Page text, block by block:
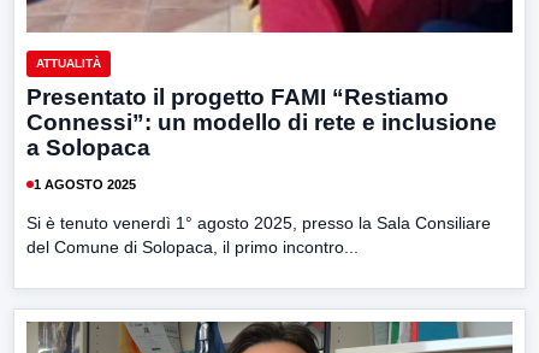
ATTUALITÀ
Presentato il progetto FAMI “Restiamo
Connessi”: un modello di rete e inclusione
a Solopaca
1 AGOSTO 2025
Si è tenuto venerdì 1° agosto 2025, presso la Sala Consiliare
del Comune di Solopaca, il primo incontro...